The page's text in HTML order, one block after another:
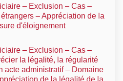
– Exclusion – Cas –
– Appréciation de la
d'éloignement
– Exclusion – Cas –
la légalité, la régularité
acte administratif – Domaine
de la légalité de la